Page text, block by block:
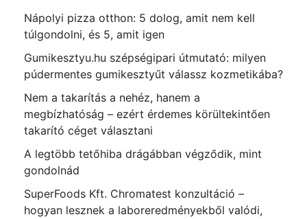
Nápolyi pizza otthon: 5 dolog, amit nem kell
túlgondolni, és 5, amit igen
Gumikesztyu.hu szépségipari útmutató: milyen
púdermentes gumikesztyűt válassz kozmetikába?
Nem a takarítás a nehéz, hanem a
megbízhatóság – ezért érdemes körültekintően
takarító céget választani
A legtöbb tetőhiba drágábban végződik, mint
gondolnád
SuperFoods Kft. Chromatest konzultáció –
hogyan lesznek a laboreredményekből valódi,